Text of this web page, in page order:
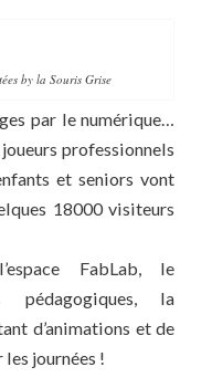
by la Souris Grise
par le numérique…
professionnels
et seniors vont
18000 visiteurs
FabLab, le
pédagogiques, la
d’animations et de
journées !